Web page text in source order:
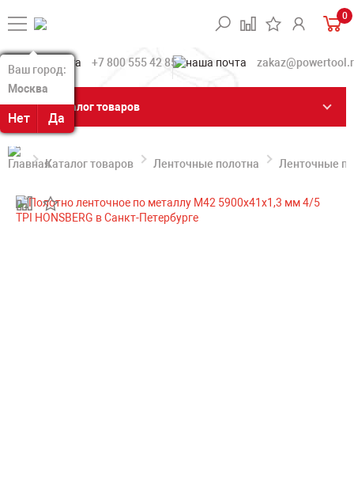
Ваш город:
Москва
Нет Да
Ваш город:
Москва
Нет Да
0
+7 800 555 42 85
Каталог товаров
Каталог товаров Ленточные полотна Ленточные